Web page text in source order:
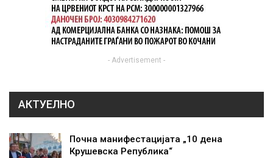
- Advertisement -
АКТУЕЛНО
Почна манифестацијата „10 дена
Крушевска Република“